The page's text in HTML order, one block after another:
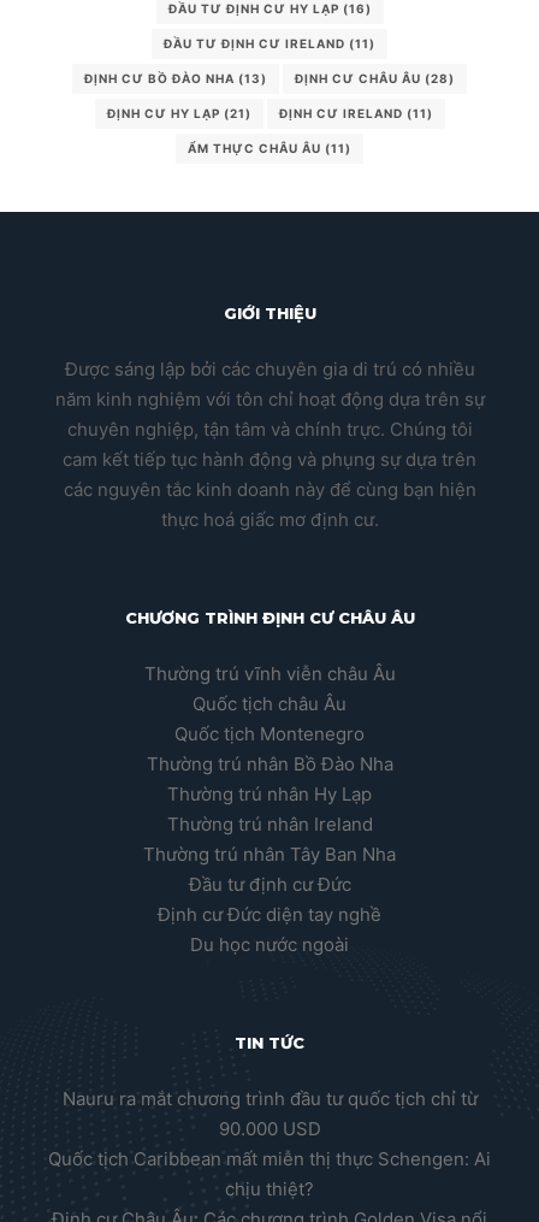
ĐẦU TƯ ĐỊNH CƯ HY LẠP (16)
ĐẦU TƯ ĐỊNH CƯ IRELAND (11)
ĐỊNH CƯ BỒ ĐÀO NHA (13) ĐỊNH CƯ CHÂU ÂU (28)
ĐỊNH CƯ HY LẠP (21) ĐỊNH CƯ IRELAND (11)
ẨM THỰC CHÂU ÂU (11)
GIỚI THIỆU
Được sáng lập bởi các chuyên gia di trú có nhiều
năm kinh nghiệm với tôn chỉ hoạt động dựa trên sự
chuyên nghiệp, tận tâm và chính trực. Chúng tôi
cam kết tiếp tục hành động và phụng sự dựa trên
các nguyên tắc kinh doanh này để cùng bạn hiện
thực hoá giấc mơ định cư.
CHƯƠNG TRÌNH ĐỊNH CƯ CHÂU ÂU
Thường trú vĩnh viễn châu Âu
Quốc tịch châu Âu
Quốc tịch Montenegro
Thường trú nhân Bồ Đào Nha
Thường trú nhân Hy Lạp
Thường trú nhân Ireland
Thường trú nhân Tây Ban Nha
Đầu tư định cư Đức
Định cư Đức diện tay nghề
Du học nước ngoài
TIN TỨC
Nauru ra mắt chương trình đầu tư quốc tịch chỉ từ
90.000 USD
Quốc tịch Caribbean mất miễn thị thực Schengen: Ai
chịu thiệt?